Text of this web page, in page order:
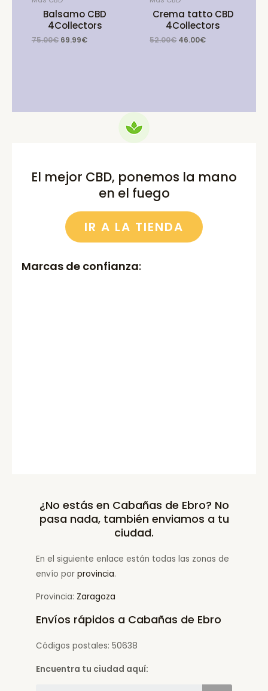
Balsamo CBD
4Collectors
75.00€ Original
69.99€Current
Crema tatto CBD
4Collectors
52.00€ Original
46.00€Current
El mejor CBD, ponemos la mano
en el fuego
IR A LA TIENDA
Marcas de confianza:
¿No estás en Cabañas de Ebro? No
pasa nada, también enviamos a tu
ciudad.
En el siguiente enlace están todas las zonas de
envío por provincia.
Provincia: Zaragoza
Envíos rápidos a Cabañas de Ebro
Códigos postales: 50638
Encuentra tu ciudad aquí: